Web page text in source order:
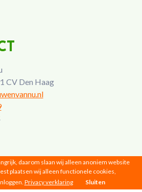
CV Den Haag
© 2026 |Privacy|Disclaimer
daarom slaan wij alleen anoniem website
plaatsen wij alleen functionele cookies,
Privacy verklaring Sluiten